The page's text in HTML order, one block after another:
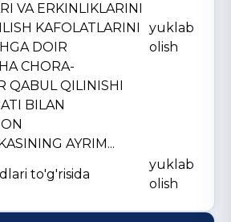
VA ERKINLIKLARINI
KAFOLATLARINI
DOIR
CHORA-
QABUL QILINISHI
BILAN
AYRIM...
yuklab
olish
to'g'risida
yuklab
olish